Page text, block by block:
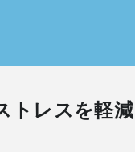
トレスを軽